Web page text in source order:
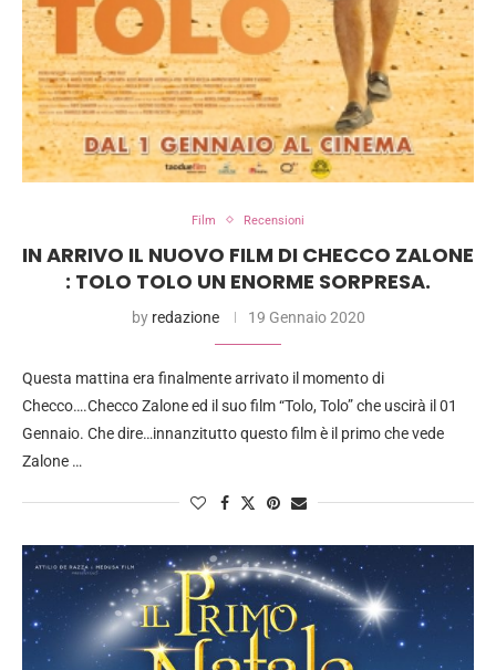
Film Recensioni
IN ARRIVO IL NUOVO FILM DI CHECCO ZALONE
: TOLO TOLO UN ENORME SORPRESA.
by redazione 19 Gennaio 2020
Questa mattina era finalmente arrivato il momento di
Checco….Checco Zalone ed il suo film “Tolo, Tolo” che uscirà il 01
Gennaio. Che dire…innanzitutto questo film è il primo che vede
Zalone …